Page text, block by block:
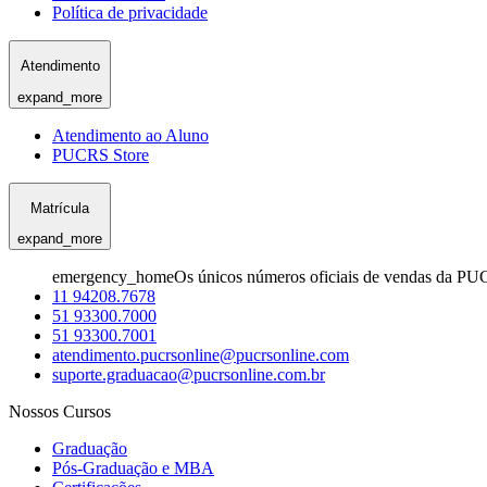
Política de privacidade
Atendimento
expand_more
Atendimento ao Aluno
PUCRS Store
Matrícula
expand_more
emergency_homeOs únicos números oficiais de vendas da
11 94208.7678
51 93300.7000
51 93300.7001
atendimento.pucrsonline@pucrsonline.com
suporte.graduacao@pucrsonline.com.br
Nossos Cursos
Graduação
Pós-Graduação e MBA